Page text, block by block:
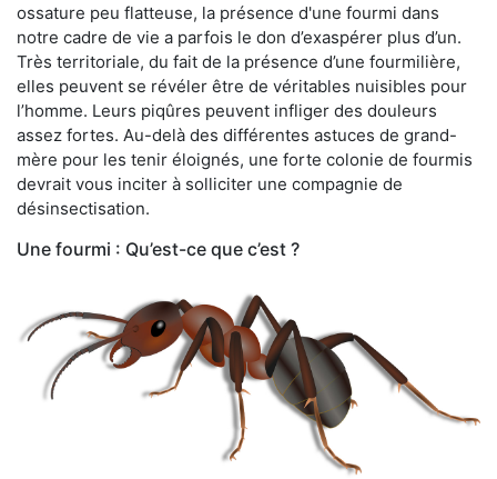
ossature peu flatteuse, la présence d'une fourmi dans
notre cadre de vie a parfois le don d’exaspérer plus d’un.
Très territoriale, du fait de la présence d’une fourmilière,
elles peuvent se révéler être de véritables nuisibles pour
l’homme. Leurs piqûres peuvent infliger des douleurs
assez fortes. Au-delà des différentes astuces de grand-
mère pour les tenir éloignés, une forte colonie de fourmis
devrait vous inciter à solliciter une compagnie de
désinsectisation.
Une fourmi : Qu’est-ce que c’est ?